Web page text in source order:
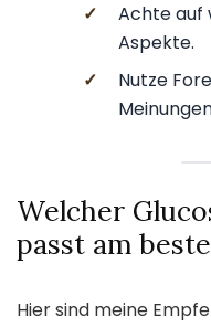
✓
Achte auf
Aspekte.
✓
Nutze
Welcher
passt am
Hier sind meine